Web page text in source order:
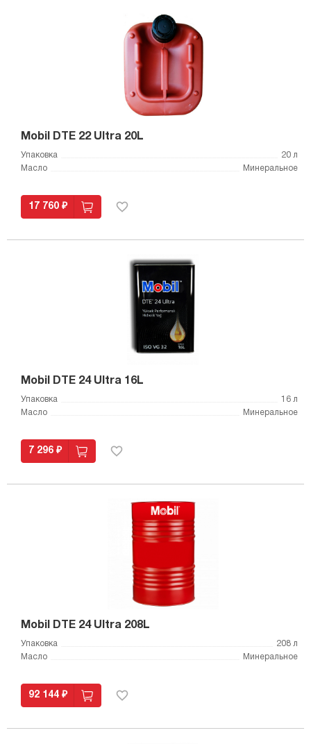
Mobil DTE 22 Ultra 20L
Упаковка
20 л
Масло
Минеральное
17 760 ₽
Mobil DTE 24 Ultra 16L
Упаковка
16 л
Масло
Минеральное
7 296 ₽
Mobil DTE 24 Ultra 208L
Упаковка
208 л
Масло
Минеральное
92 144 ₽